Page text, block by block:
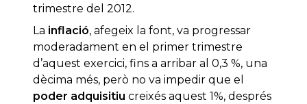
trimestre del 2012.
La inflació, afegeix la font, va progressar
moderadament en el primer trimestre
d’aquest exercici, fins a arribar al 0,3 %, una
dècima més, però no va impedir que el
poder adquisitiu creixés aquest 1%, després